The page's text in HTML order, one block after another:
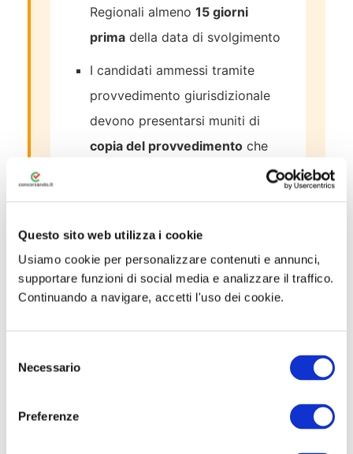
Questo sito web utilizza i cookie
Usiamo cookie per personalizzare contenuti e annunci,
supportare funzioni di social media e analizzare il traffico.
Continuando a navigare, accetti l'uso dei cookie.
Necessario
Preferenze
Regionali almeno 15 giorni
prima della data di svolgimento
I candidati ammessi tramite
provvedimento giurisdizionale
devono presentarsi muniti di
copia del provvedimento che
ammette a sostenere la prova
documento di riconoscimento
in corso di validità ecodice
fiscale